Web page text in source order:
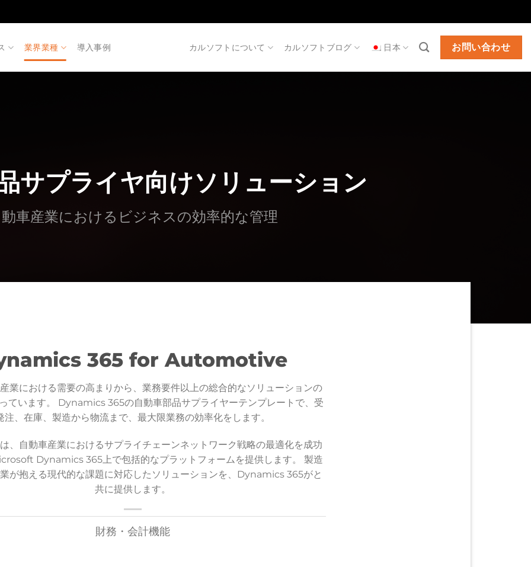
業界業種 導入事例 カルソフトについて カルソフトブログ 日本 お問い合わせ
サプライヤ向けソリューション
車産業におけるビジネスの効率的な管理
365 for Automotive
業における需要の高まりから、業務要件以上の総合的なソリューションの
ています。 Dynamics 365の自動車部品サプライヤーテンプレートで、受
注、在庫、製造から物流まで、最大限業務の効率化をします。
、自動車産業におけるサプライチェーンネットワーク戦略の最適化を成功
Dynamics 365上で包括的なプラットフォームを提供します。 製造
が抱える現代的な課題に対応したソリューションを、Dynamics 365がと
共に提供します。
財務・会計機能